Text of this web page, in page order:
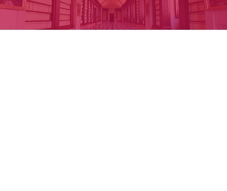
finalidad lucrativa ni su distribución, comunicación pública y
transformación por cualquier medio sin autorización expresa y
por escrito del propietario BIBLIOGRAFÍA: - Angulo Íñiguez,